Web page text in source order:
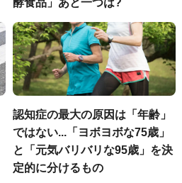
酵食品」あと一つは?
認知症の最大の原因は「年齢」
ではない...「ヨボヨボな75歳」
と「元気バリバリな95歳」を決
定的に分けるもの